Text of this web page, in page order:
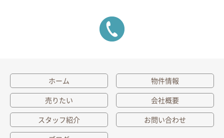
ホーム
物件情報
売りたい
会社概要
スタッフ紹介
お問い合わせ